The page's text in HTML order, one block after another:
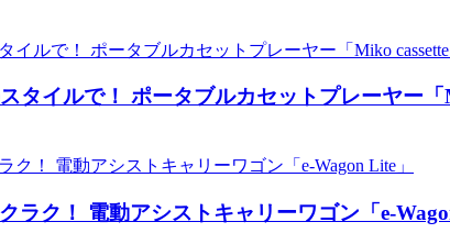
タイルで！ ポータブルカセットプレーヤー「
ラク！ 電動アシストキャリーワゴン「​​e-